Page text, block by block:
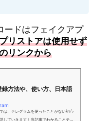
ードはフェイクアプ
リストアは使用せず
リンクから
方法や、使い方、日本語
は、テレグラムを使ったことがない初心
していきます！当記事でわかることテレ